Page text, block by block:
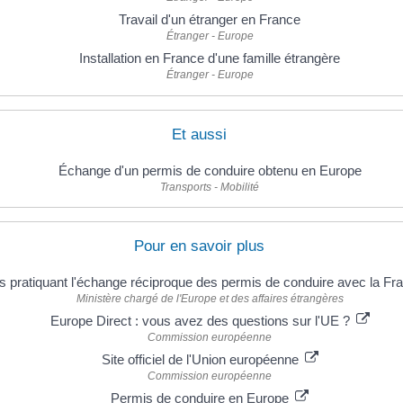
Travail d'un étranger en France
Étranger - Europe
Installation en France d'une famille étrangère
Étranger - Europe
Et aussi
Échange d'un permis de conduire obtenu en Europe
Transports - Mobilité
Pour en savoir plus
pratiquant l'échange réciproque des permis de conduire avec la
Ministère chargé de l'Europe et des affaires étrangères
Europe Direct : vous avez des questions sur l'UE ?
Commission européenne
Site officiel de l'Union européenne
Commission européenne
Permis de conduire en Europe